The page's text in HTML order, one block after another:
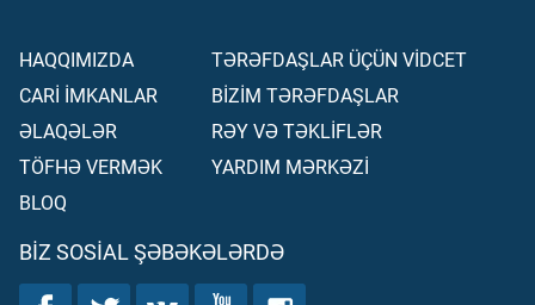
HAQQIMIZDA
CARİ İMKANLAR
ƏLAQƏLƏR
TÖFHƏ VERMƏK
BLOQ
TƏRƏFDAŞLAR ÜÇÜN VİDCET
BİZİM TƏRƏFDAŞLAR
RƏY VƏ TƏKLİFLƏR
YARDIM MƏRKƏZİ
BIZ SOSIAL ŞƏBƏKƏLƏRDƏ